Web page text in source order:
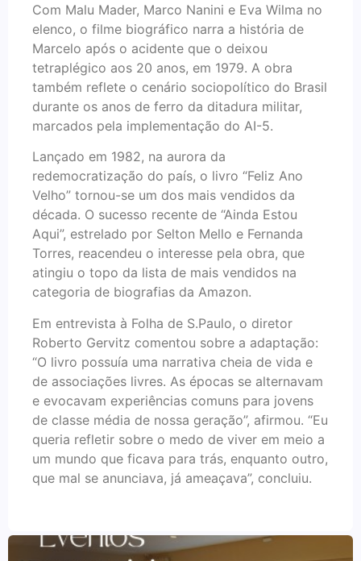
Com Malu Mader, Marco Nanini e Eva Wilma no
elenco, o filme biográfico narra a história de
Marcelo após o acidente que o deixou
tetraplégico aos 20 anos, em 1979. A obra
também reflete o cenário sociopolítico do Brasil
durante os anos de ferro da ditadura militar,
marcados pela implementação do AI-5.
Lançado em 1982, na aurora da
redemocratização do país, o livro “Feliz Ano
Velho” tornou-se um dos mais vendidos da
década. O sucesso recente de “Ainda Estou
Aqui”, estrelado por Selton Mello e Fernanda
Torres, reacendeu o interesse pela obra, que
atingiu o topo da lista de mais vendidos na
categoria de biografias da Amazon.
Em entrevista à Folha de S.Paulo, o diretor
Roberto Gervitz comentou sobre a adaptação:
“O livro possuía uma narrativa cheia de vida e
de associações livres. As épocas se alternavam
e evocavam experiências comuns para jovens
de classe média de nossa geração”, afirmou. “Eu
queria refletir sobre o medo de viver em meio a
um mundo que ficava para trás, enquanto outro,
que mal se anunciava, já ameaçava”, concluiu.